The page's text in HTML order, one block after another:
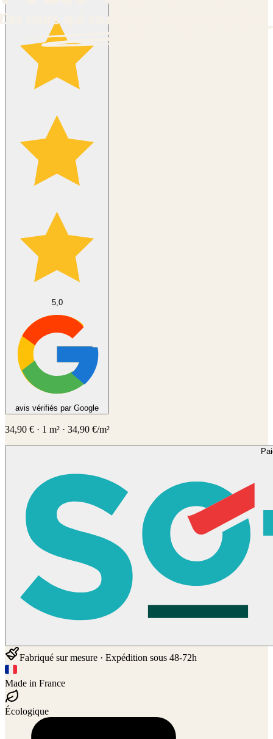
5,0
avis vérifiés par Google
34,90 € · 1 m² · 34,90 €/m²
Fabriqué sur mesure · Expédition sous 48-72h
Made in France
Écologique